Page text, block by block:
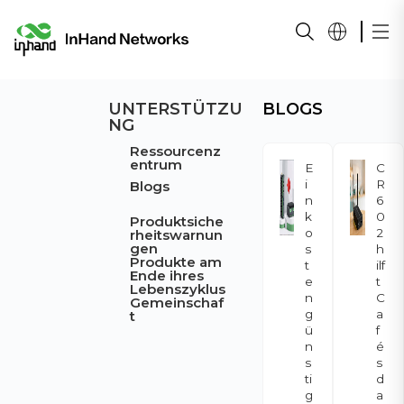
UNTERSTÜTZU
NG
Ressourcenz
entrum
Blogs
Produktsiche
rheitswarnun
gen
Produkte am
Ende ihres
Lebenszyklus
Gemeinschaf
t
BLOGS
E
i
n
k
o
s
t
e
n
g
ü
n
s
ti
g
C
R
6
0
2
h
ilf
t
C
a
f
é
s
d
a